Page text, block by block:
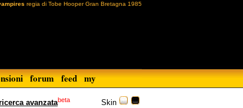
regia di Tobe Hooper Gran Bretagna 1985
forum feed my
Skin
avanzatabeta